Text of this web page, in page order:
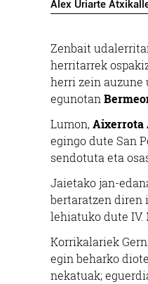
Alex Uriarte
Zenbait
herritarrek
herri zein auzune
egunotan
Lumon,Aixerrota
egingo dute San
sendotuta eta
Jaietako jan-
bertaratzen diren
lehiatuko dute IV.
Korrikalariek
egin beharko
nekatuak;